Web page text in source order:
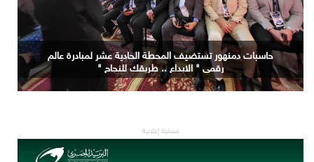
حاسبات دمنهور تستضيف المحطة الحادية عشر لمبادرة عالم
رقمي " الابداع .. طريقك للنجاح "
مساحة إعلانية